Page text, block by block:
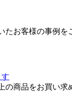
たお客様の事例を
の商品をお買い求